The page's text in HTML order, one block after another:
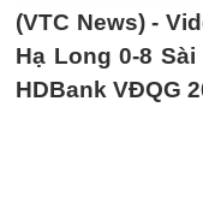
(VTC News) -
Hạ Long 0-8
HDBank VĐQG